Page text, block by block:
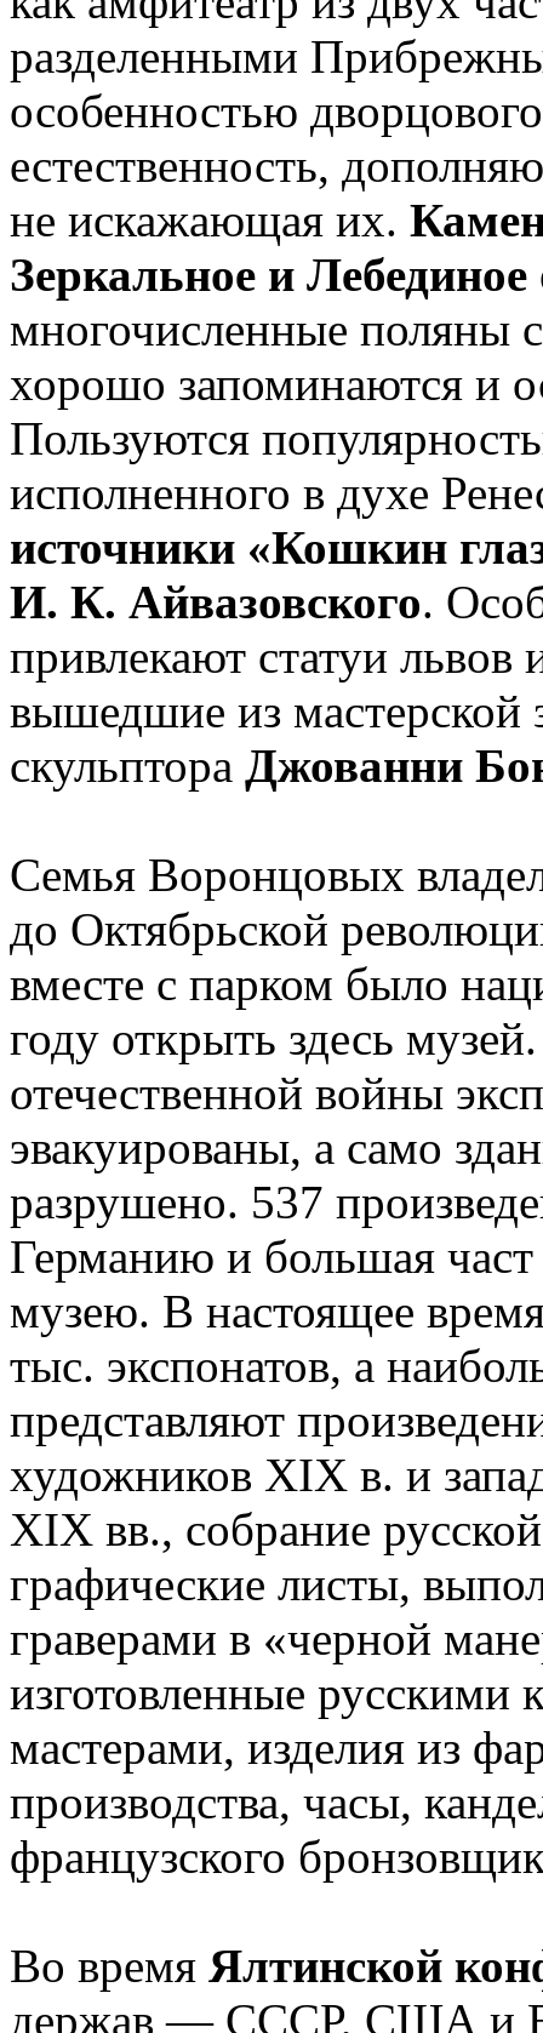
разделенными
особенностью
естественность,
не искажающая их.
Зеркальное и
многочисленные поляны
хорошо запоминаются и
Пользуются
исполненного в духе
источники «Кошкин
И. К. Айвазовского.
привлекают статуи львов
вышедшие из мастерской
скульптора Джованни
Семья Воронцовых
до Октябрьской
вместе с парком было
году открыть здесь
отечественной войны
эвакуированы, а само
разрушено. 537
Германию и большая
музею. В настоящее
тыс. экспонатов, а
представляют
художников XIX в. и
XIX вв., собрание
графические листы,
граверами в «черной
изготовленные
мастерами, изделия из
производства, часы,
французского
Во время Ялтинской
держав — СССР, США и